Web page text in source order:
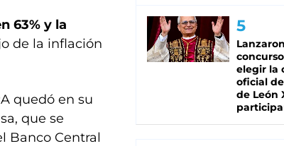
63% y la
de la inflación
quedó en su
que se
Banco Central
elegir la
oficial
de León